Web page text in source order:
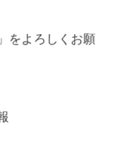
をよろしくお願